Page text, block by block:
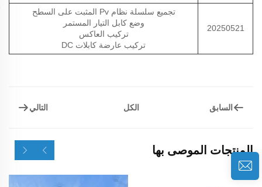
20250521
تجميع سلسلة نظام Pv المثبت على السطح
وضع كابل التيار المستمر
تركيب العاكس
تركيب عارضة كابلات DC
السابق الكل التالي
المنتجات الموصى بها